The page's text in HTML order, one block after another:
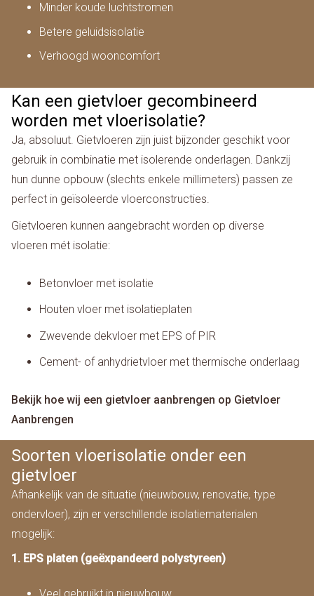
Minder koude luchtstromen
Betere geluidsisolatie
Verhoogd wooncomfort
Kan een gietvloer gecombineerd
worden met vloerisolatie?
Ja, absoluut. Gietvloeren zijn juist bijzonder geschikt voor
gebruik in combinatie met isolerende onderlagen. Dankzij
hun dunne opbouw (slechts enkele millimeters) passen ze
perfect in geïsoleerde vloerconstructies.
Gietvloeren kunnen aangebracht worden op diverse
vloeren mét isolatie:
Betonvloer met isolatie
Houten vloer met isolatieplaten
Zwevende dekvloer met EPS of PIR
Cement- of anhydrietvloer met thermische onderlaag
Bekijk hoe wij een gietvloer aanbrengen op Gietvloer
Aanbrengen
Soorten vloerisolatie onder een
gietvloer
Afhankelijk van de situatie (nieuwbouw, renovatie, type
ondervloer), zijn er verschillende isolatiematerialen
mogelijk:
1. EPS platen (geëxpandeerd polystyreen)